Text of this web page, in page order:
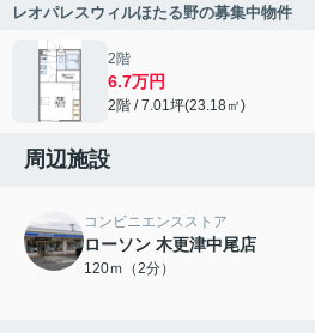
レオパレスウィルほたる野の募集中物件
2階
6.7万円
2階 / 7.01坪(23.18㎡)
周辺施設
コンビニエンスストア
ローソン 木更津中尾店
120ｍ（2分）